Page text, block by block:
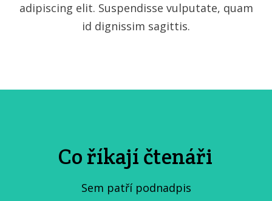
adipiscing elit. Suspendisse vulputate, quam
id dignissim sagittis.
Co říkají čtenáři
Sem patří podnadpis